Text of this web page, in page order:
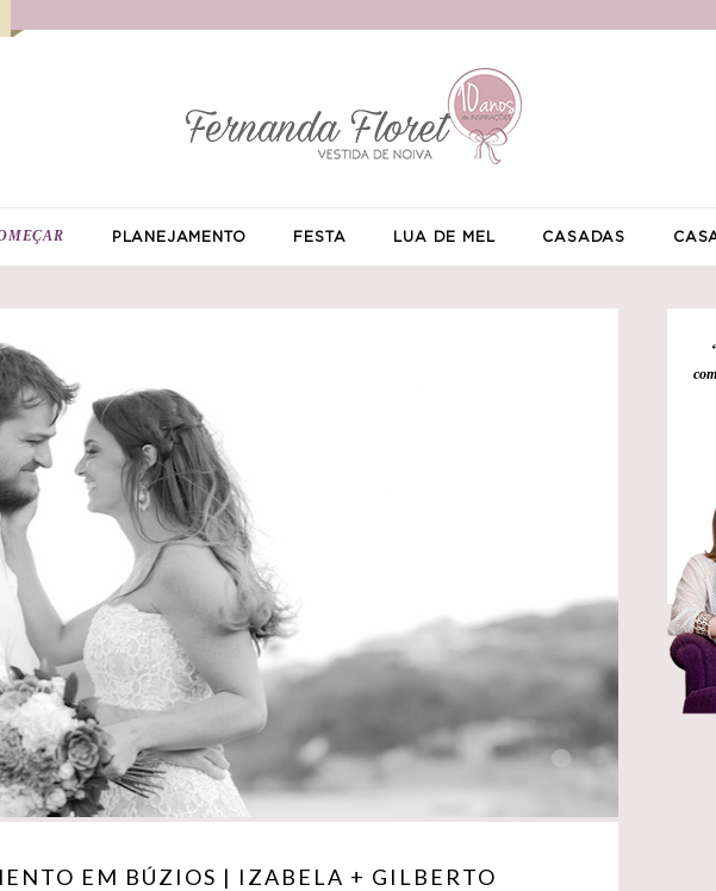
PLANEJAMENTO FESTA LUA DE MEL CASADAS
EM BÚZIOS | IZABELA + GILBERTO